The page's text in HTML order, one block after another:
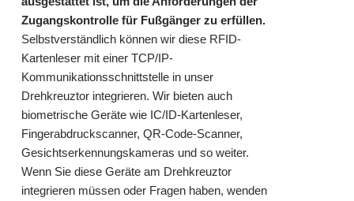
Zugangskontrolle für Fußgänger zu erfüllen.
Selbstverständlich können wir diese RFID-
Kartenleser mit einer TCP/IP-
Kommunikationsschnittstelle in unser
Drehkreuztor integrieren. Wir bieten auch
biometrische Geräte wie IC/ID-Kartenleser,
Fingerabdruckscanner, QR-Code-Scanner,
Gesichtserkennungskameras und so weiter.
Wenn Sie diese Geräte am Drehkreuztor
integrieren müssen oder Fragen haben, wenden